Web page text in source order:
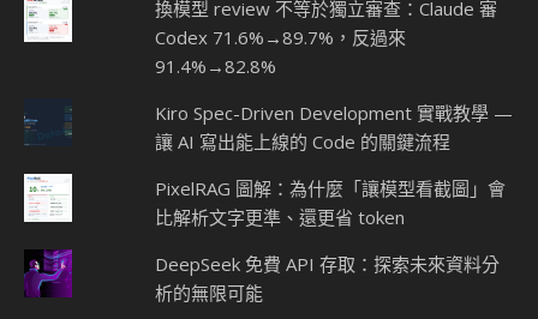
換模型 review 不等於獨立審查：Claude 審
Codex 71.6%→89.7%，反過來
91.4%→82.8%
Kiro Spec-Driven Development 實戰教學 —
讓 AI 寫出能上線的 Code 的關鍵流程
PixelRAG 圖解：為什麼「讓模型看截圖」會
比解析文字更準、還更省 token
DeepSeek 免費 API 存取：探索未來資料分
析的無限可能